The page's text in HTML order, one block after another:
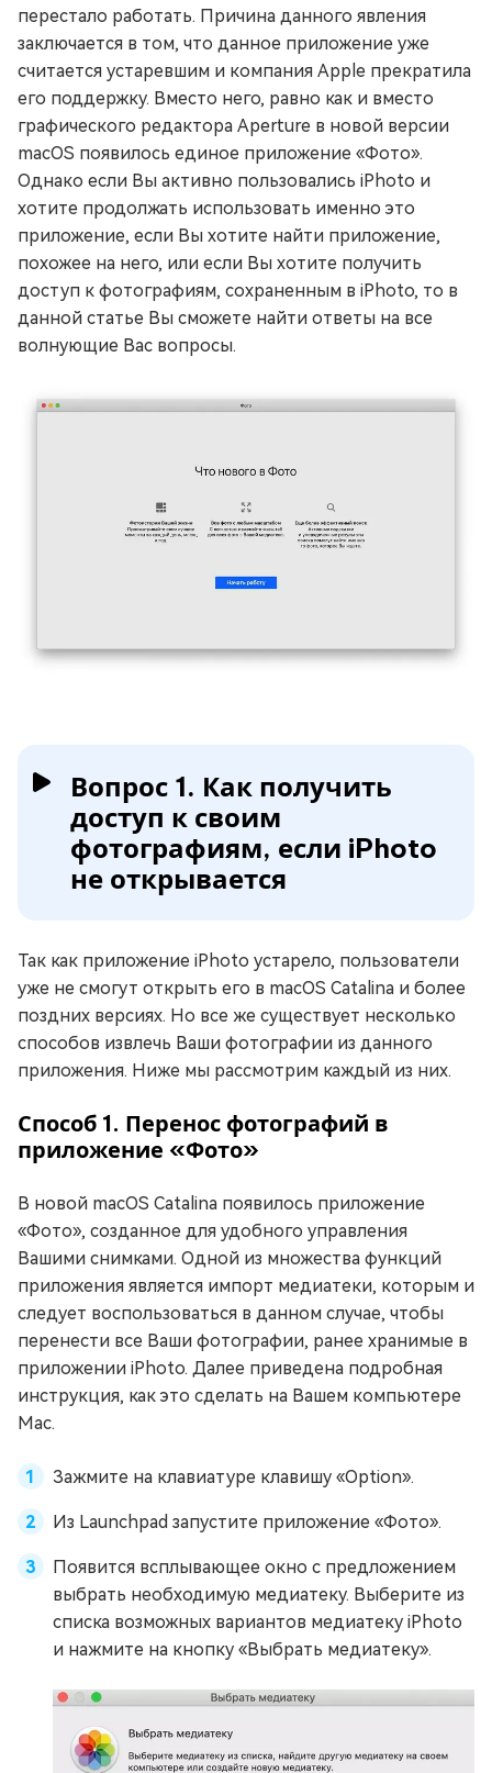
перестало работать. Причина данного явления
заключается в том, что данное приложение уже
считается устаревшим и компания Apple прекратила
его поддержку. Вместо него, равно как и вместо
графического редактора Aperture в новой версии
macOS появилось единое приложение «Фото».
Однако если Вы активно пользовались iPhoto и
хотите продолжать использовать именно это
приложение, если Вы хотите найти приложение,
похожее на него, или если Вы хотите получить
доступ к фотографиям, сохраненным в iPhoto, то в
данной статье Вы сможете найти ответы на все
волнующие Вас вопросы.
Вопрос 1. Как получить
доступ к своим
фотографиям, если iPhoto
не открывается
Так как приложение iPhoto устарело, пользователи
уже не смогут открыть его в macOS Catalina и более
поздних версиях. Но все же существует несколько
способов извлечь Ваши фотографии из данного
приложения. Ниже мы рассмотрим каждый из них.
Способ 1. Перенос фотографий в
приложение «Фото»
В новой macOS Catalina появилось приложение
«Фото», созданное для удобного управления
Вашими снимками. Одной из множества функций
приложения является импорт медиатеки, которым и
следует воспользоваться в данном случае, чтобы
перенести все Ваши фотографии, ранее хранимые в
приложении iPhoto. Далее приведена подробная
инструкция, как это сделать на Вашем компьютере
Mac.
Зажмите на клавиатуре клавишу «Option».
Из Launchpad запустите приложение «Фото».
Появится всплывающее окно с предложением
выбрать необходимую медиатеку. Выберите из
списка возможных вариантов медиатеку iPhoto
и нажмите на кнопку «Выбрать медиатеку».